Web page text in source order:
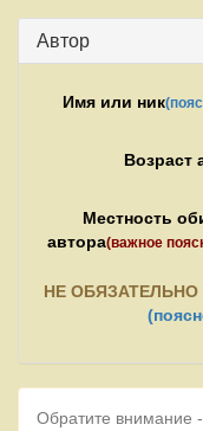
Автор
Имя или ник
Возраст
Местность
автора(важное
НЕ ОБЯЗАТЕЛЬНО
Обратите внимание